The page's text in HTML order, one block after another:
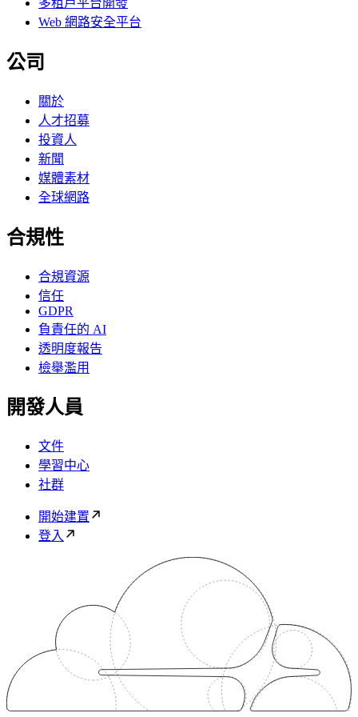
多租戶平台開發
Web 網路安全平台
公司
關於
人才招募
投資人
新聞
媒體素材
全球網路
合規性
合規資源
信任
GDPR
負責任的 AI
透明度報告
檢舉濫用
開發人員
文件
學習中心
社群
開始建置
登入